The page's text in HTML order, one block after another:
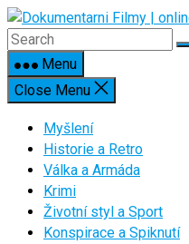
Skip
to
contentMenu
Close Menu
Myšlení
Historie a Retro
Válka a Armáda
Krimi
Životní styl a Sport
Konspirace a Spiknutí